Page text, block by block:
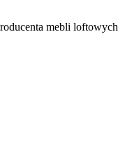
mebli loftowych